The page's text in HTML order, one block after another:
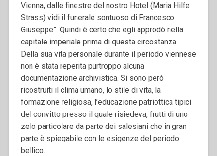
Vienna, dalle finestre del nostro Hotel (Maria Hilfe
Strass) vidi il funerale sontuoso di Francesco
Giuseppe”. Quindi è certo che egli approdò nella
capitale imperiale prima di questa circostanza.
Della sua vita personale durante il periodo viennese
non è stata reperita purtroppo alcuna
documentazione archivistica. Si sono però
ricostruiti il clima umano, lo stile di vita, la
formazione religiosa, l’educazione patriottica tipici
del convitto presso il quale risiedeva, frutti di uno
zelo particolare da parte dei salesiani che in gran
parte è spiegabile con le esigenze del periodo
bellico.